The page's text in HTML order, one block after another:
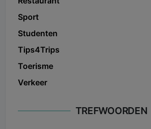
Sport
Studenten
Tips4Trips
Toerisme
Verkeer
TREFWOORDEN